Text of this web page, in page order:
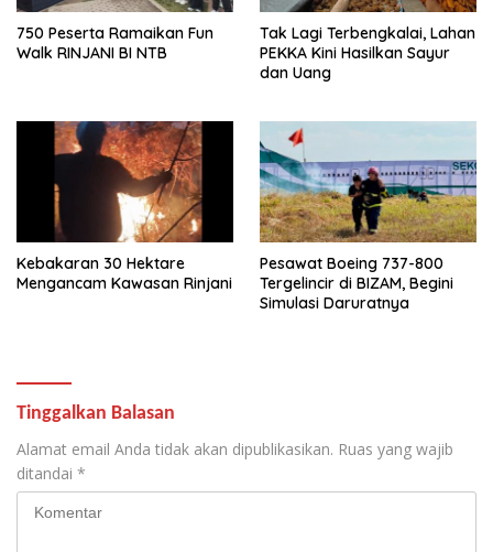
750 Peserta Ramaikan Fun
Walk RINJANI BI NTB
Tak Lagi Terbengkalai, Lahan
PEKKA Kini Hasilkan Sayur
dan Uang
Kebakaran 30 Hektare
Mengancam Kawasan Rinjani
Pesawat Boeing 737-800
Tergelincir di BIZAM, Begini
Simulasi Daruratnya
Tinggalkan Balasan
Alamat email Anda tidak akan dipublikasikan. Ruas yang wajib
ditandai *